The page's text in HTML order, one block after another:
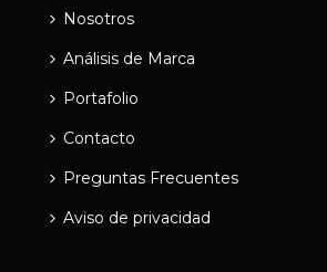
Nosotros
Análisis de Marca
Portafolio
Contacto
Preguntas Frecuentes
Aviso de privacidad